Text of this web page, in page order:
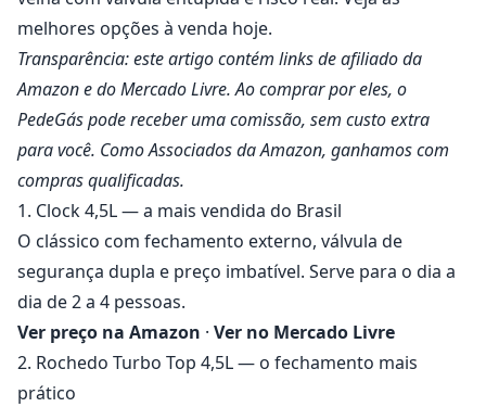
melhores opções à venda hoje.
Transparência: este artigo contém links de afiliado da
Amazon e do Mercado Livre. Ao comprar por eles, o
PedeGás pode receber uma comissão, sem custo extra
para você. Como Associados da Amazon, ganhamos com
compras qualificadas.
1. Clock 4,5L — a mais vendida do Brasil
O clássico com fechamento externo, válvula de
segurança dupla e preço imbatível. Serve para o dia a
dia de 2 a 4 pessoas.
Ver preço na Amazon · Ver no Mercado Livre
2. Rochedo Turbo Top 4,5L — o fechamento mais
prático